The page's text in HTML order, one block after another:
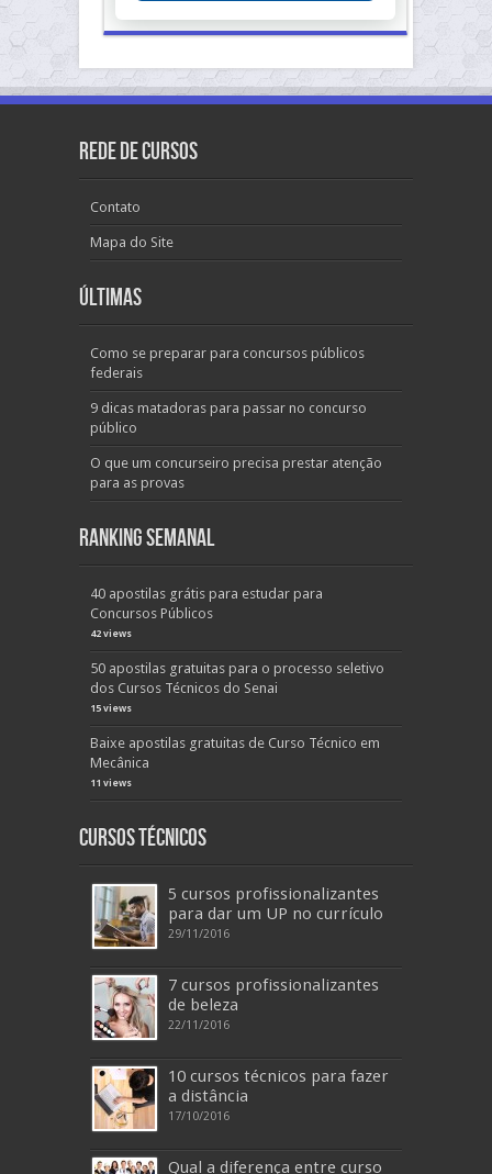
Rede de Cursos
Contato
Mapa do Site
Últimas
Como se preparar para concursos públicos
federais
9 dicas matadoras para passar no concurso
público
O que um concurseiro precisa prestar atenção
para as provas
Ranking Semanal
40 apostilas grátis para estudar para
Concursos Públicos
42 views
50 apostilas gratuitas para o processo seletivo
dos Cursos Técnicos do Senai
15 views
Baixe apostilas gratuitas de Curso Técnico em
Mecânica
11 views
Cursos Técnicos
5 cursos profissionalizantes
para dar um UP no currículo
29/11/2016
7 cursos profissionalizantes
de beleza
22/11/2016
10 cursos técnicos para fazer
a distância
17/10/2016
Qual a diferença entre curso